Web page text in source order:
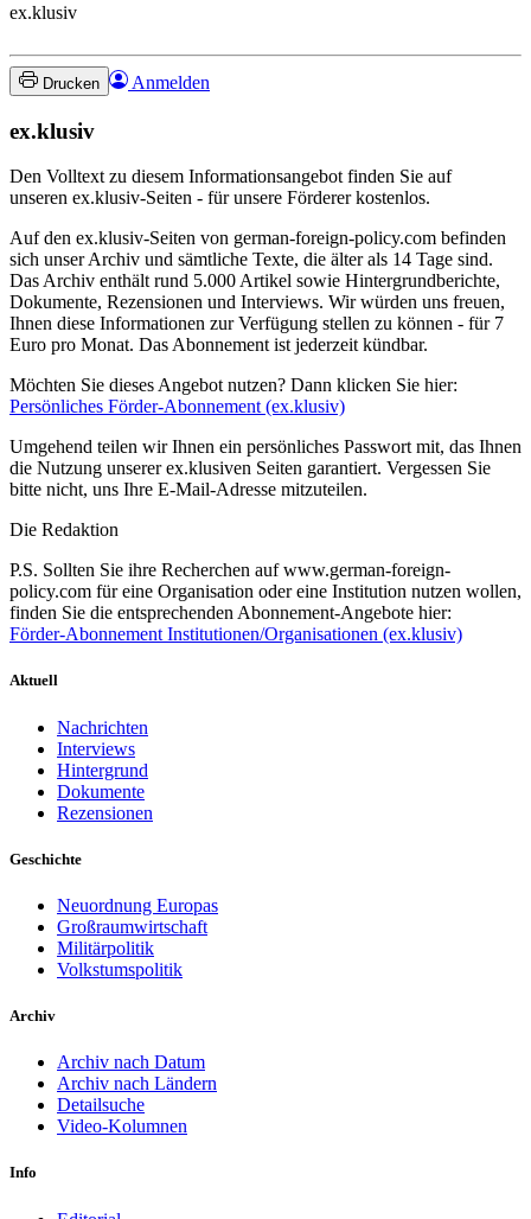
ex.klusiv
Drucken Anmelden
ex.klusiv
Den Volltext zu diesem Informationsangebot finden Sie auf
unseren ex.klusiv-Seiten - für unsere Förderer kostenlos.
Auf den ex.klusiv-Seiten von german-foreign-policy.com befinden
sich unser Archiv und sämtliche Texte, die älter als 14 Tage sind.
Das Archiv enthält rund 5.000 Artikel sowie Hintergrundberichte,
Dokumente, Rezensionen und Interviews. Wir würden uns freuen,
Ihnen diese Informationen zur Verfügung stellen zu können - für 7
Euro pro Monat. Das Abonnement ist jederzeit kündbar.
Möchten Sie dieses Angebot nutzen? Dann klicken Sie hier:
Persönliches Förder-Abonnement (ex.klusiv)
Umgehend teilen wir Ihnen ein persönliches Passwort mit, das Ihnen
die Nutzung unserer ex.klusiven Seiten garantiert. Vergessen Sie
bitte nicht, uns Ihre E-Mail-Adresse mitzuteilen.
Die Redaktion
P.S. Sollten Sie ihre Recherchen auf www.german-foreign-
policy.com für eine Organisation oder eine Institution nutzen wollen,
finden Sie die entsprechenden Abonnement-Angebote hier:
Förder-Abonnement Institutionen/Organisationen (ex.klusiv)
Aktuell
Nachrichten
Interviews
Hintergrund
Dokumente
Rezensionen
Geschichte
Neuordnung Europas
Großraumwirtschaft
Militärpolitik
Volkstumspolitik
Archiv
Archiv nach Datum
Archiv nach Ländern
Detailsuche
Video-Kolumnen
Info